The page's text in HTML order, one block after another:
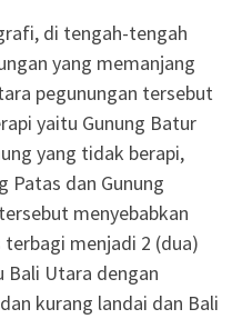
di tengah-tengah
yang memanjang
pegunungan tersebut
yaitu Gunung Batur
yang tidak berapi,
Patas dan Gunung
menyebabkan
terbagi menjadi 2 (dua)
Bali Utara dengan
kurang landai dan Bali